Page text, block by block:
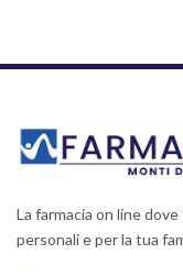
La farmacia on line
personali e per la tua